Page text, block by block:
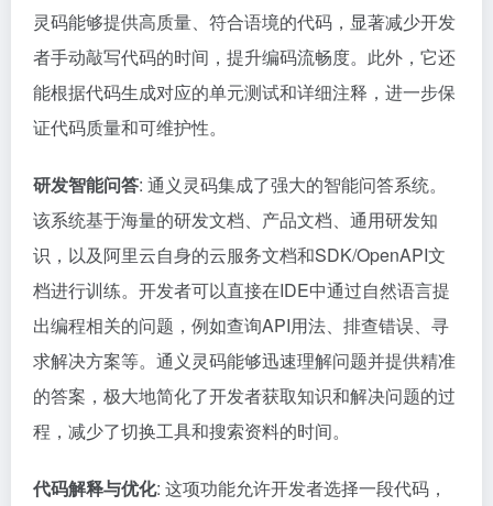
灵码能够提供高质量、符合语境的代码，显著减少开发
者手动敲写代码的时间，提升编码流畅度。此外，它还
能根据代码生成对应的单元测试和详细注释，进一步保
证代码质量和可维护性。
研发智能问答: 通义灵码集成了强大的智能问答系统。
该系统基于海量的研发文档、产品文档、通用研发知
识，以及阿里云自身的云服务文档和SDK/OpenAPI文
档进行训练。开发者可以直接在IDE中通过自然语言提
出编程相关的问题，例如查询API用法、排查错误、寻
求解决方案等。通义灵码能够迅速理解问题并提供精准
的答案，极大地简化了开发者获取知识和解决问题的过
程，减少了切换工具和搜索资料的时间。
代码解释与优化: 这项功能允许开发者选择一段代码，